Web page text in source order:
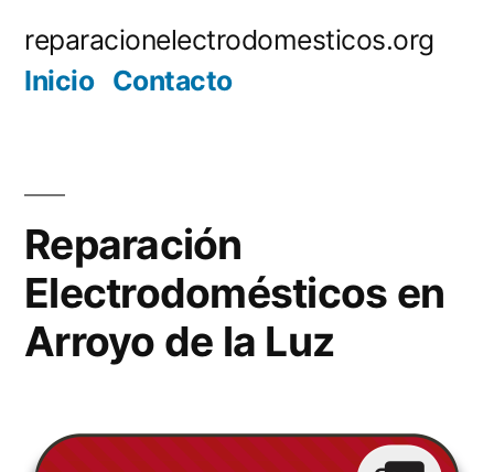
reparacionelectrodomesticos.org
Inicio Contacto
Reparación
Electrodomésticos en
Arroyo de la Luz